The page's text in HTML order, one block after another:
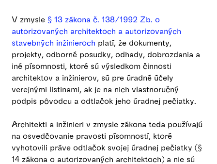
V zmysle § 13 zákona č. 138/1992 Zb. o
autorizovaných architektoch a autorizovaných
stavebných inžinieroch platí, že dokumenty,
projekty, odborné posudky, odhady, dobrozdania a
iné písomnosti, ktoré sú výsledkom činnosti
architektov a inžinierov, sú pre úradné účely
verejnými listinami, ak je na nich vlastnoručný
podpis pôvodcu a odtlačok jeho úradnej pečiatky.
Architekti a inžinieri v zmysle zákona teda používajú
na osvedčovanie pravosti písomností, ktoré
vyhotovili práve odtlačok svojej úradnej pečiatky (§
14 zákona o autorizovaných architektoch) a nie sú